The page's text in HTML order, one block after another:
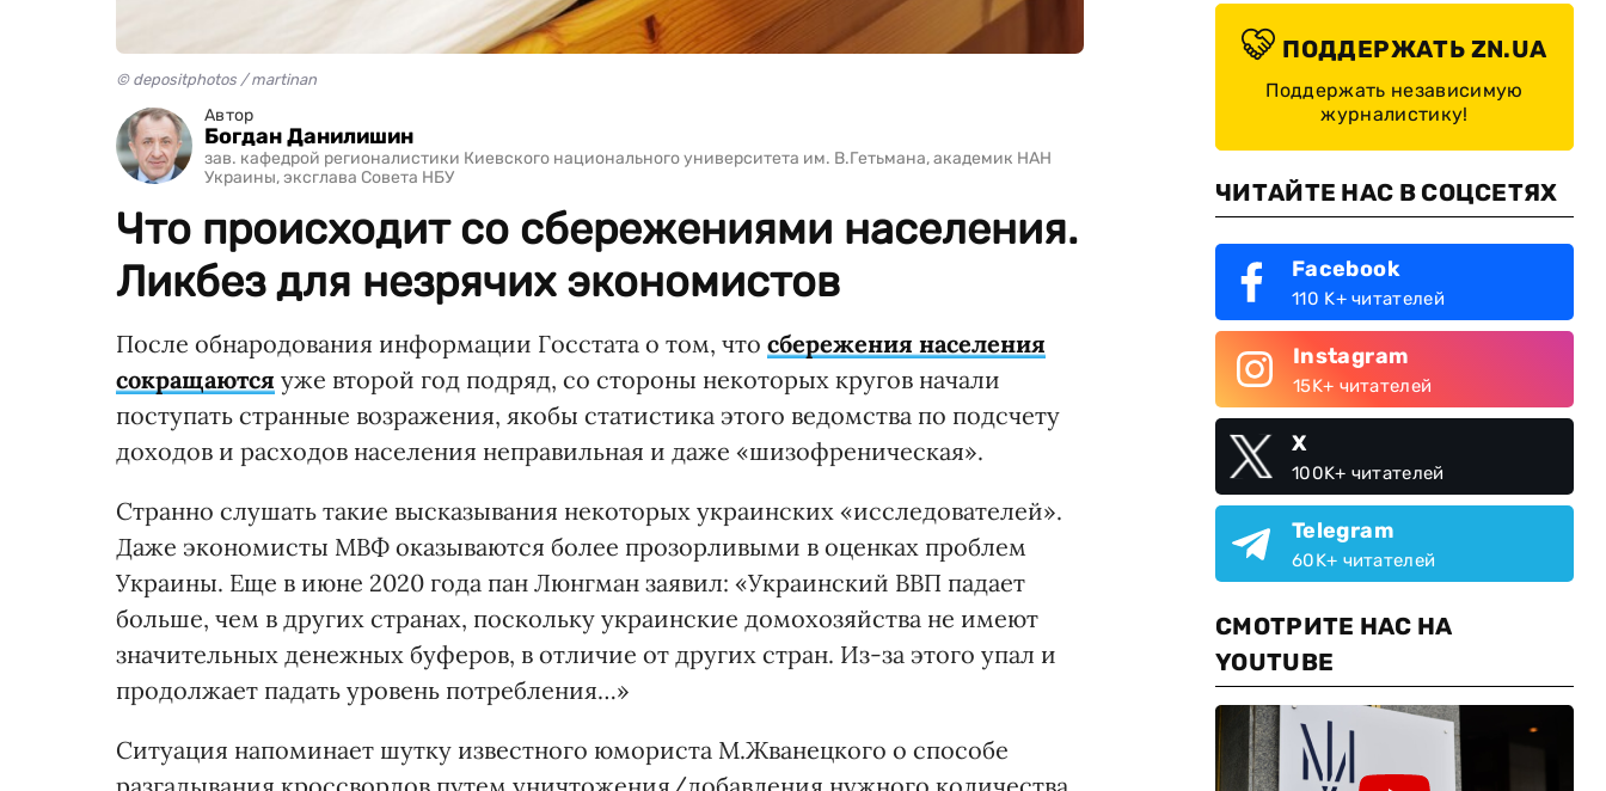
© depositphotos / martinan
Автор
Богдан Данилишин
зав. кафедрой регионалистики Киевского национального университета им. В.Гетьмана, академик НАН
Украины, эксглава Совета НБУ
Что происходит со сбережениями населения.
Ликбез для незрячих экономистов
После обнародования информации Госстата о том, что сбережения населения
сокращаются уже второй год подряд, со стороны некоторых кругов начали
поступать странные возражения, якобы статистика этого ведомства по подсчету
доходов и расходов населения неправильная и даже «шизофреническая».
Странно слушать такие высказывания некоторых украинских «исследователей».
Даже экономисты МВФ оказываются более прозорливыми в оценках проблем
Украины. Еще в июне 2020 года пан Люнгман заявил: «Украинский ВВП падает
больше, чем в других странах, поскольку украинские домохозяйства не имеют
значительных денежных буферов, в отличие от других стран. Из-за этого упал и
продолжает падать уровень потребления…»
Ситуация напоминает шутку известного юмориста М.Жванецкого о способе
ПОДДЕРЖАТЬ ZN.UA
Поддержать независимую
журналистику!
ЧИТАЙТЕ НАС В СОЦСЕТЯХ
Facebook
110 K+ читателей
Instagram
15K+ читателей
X
100K+ читателей
Telegram
60K+ читателей
СМОТРИТЕ НАС НА
YOUTUBE